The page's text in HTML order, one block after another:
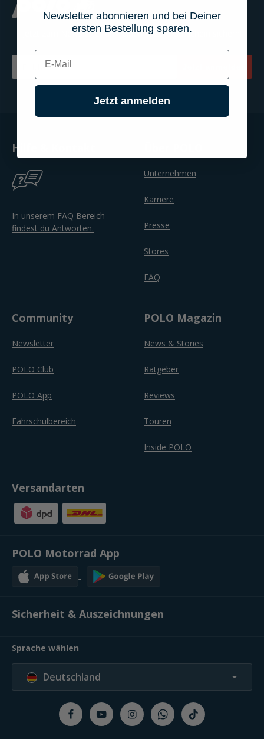
Jetzt zum Newsletter anmelden & 20% Gutschein sichern!
Email
Hilfe & Kontakt
In unserem FAQ Bereich
findest du Antworten.
Unternehmen
Karriere
Presse
Stores
FAQ
Community
Newsletter
POLO Club
POLO App
Fahrschulbereich
POLO Magazin
News & Stories
Ratgeber
Reviews
Touren
Inside POLO
Versandarten
POLO Motorrad App
Sicherheit & Auszeichnungen
Sprache wählen
Deutschland
Newsletter abonnieren und bei Deiner
ersten Bestellung sparen.
E-mail
Jetzt anmelden